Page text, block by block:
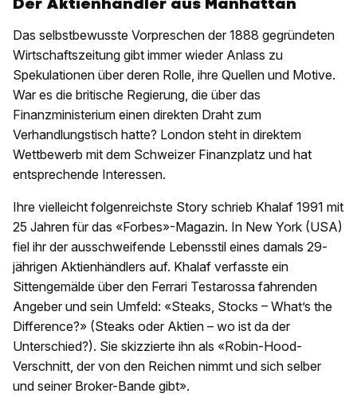
Das selbstbewusste Vorpreschen der 1888 gegründeten
Wirtschaftszeitung gibt immer wieder Anlass zu
Spekulationen über deren Rolle, ihre Quellen und Motive.
War es die britische Regierung, die über das
Finanzministerium einen direkten Draht zum
Verhandlungstisch hatte? London steht in direktem
Wettbewerb mit dem Schweizer Finanzplatz und hat
entsprechende Interessen.
Ihre vielleicht folgenreichste Story schrieb Khalaf 1991 mit
25 Jahren für das «Forbes»-Magazin. In New York (USA)
fiel ihr der ausschweifende Lebensstil eines damals 29-
jährigen Aktienhändlers auf. Khalaf verfasste ein
Sittengemälde über den Ferrari Testarossa fahrenden
Angeber und sein Umfeld: «Steaks, Stocks – What’s the
Difference?» (Steaks oder Aktien – wo ist da der
Unterschied?). Sie skizzierte ihn als «Robin-Hood-
Verschnitt, der von den Reichen nimmt und sich selber
und seiner Broker-Bande gibt».